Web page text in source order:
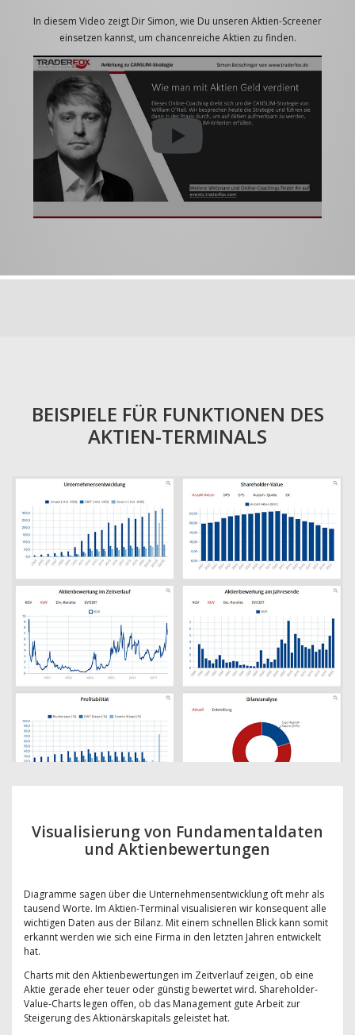
In diesem Video zeigt Dir Simon, wie Du unseren Aktien-Screener
einsetzen kannst, um chancenreiche Aktien zu finden.
BEISPIELE FÜR FUNKTIONEN DES
AKTIEN-TERMINALS
Visualisierung von Fundamentaldaten
und Aktienbewertungen
Diagramme sagen über die Unternehmensentwicklung oft mehr als
tausend Worte. Im Aktien-Terminal visualisieren wir konsequent alle
wichtigen Daten aus der Bilanz. Mit einem schnellen Blick kann somit
erkannt werden wie sich eine Firma in den letzten Jahren entwickelt
hat.
Charts mit den Aktienbewertungen im Zeitverlauf zeigen, ob eine
Aktie gerade eher teuer oder günstig bewertet wird. Shareholder-
Value-Charts legen offen, ob das Management gute Arbeit zur
Steigerung des Aktionärskapitals geleistet hat.